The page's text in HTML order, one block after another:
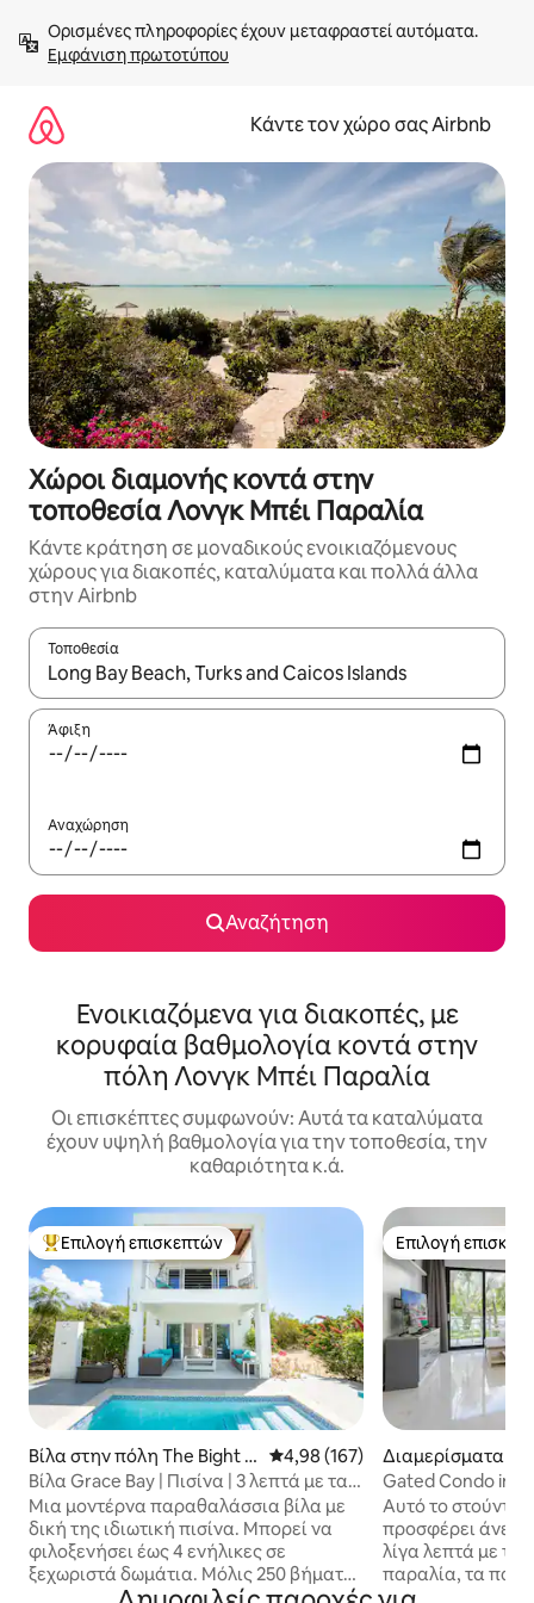
στο
περιεχόμενοΕμφάνιση πρωτοτύπου
Κάντε τον χώρο σας Airbnb
Χώροι διαμονής κοντά στην
τοποθεσία Λονγκ Μπέι Παραλία
Κάντε κράτηση σε μοναδικούς ενοικιαζόμενους
χώρους για διακοπές, καταλύματα και πολλά άλλα
στην Airbnb
Τοποθεσία
Όταν τα αποτελέσματα είναι διαθέσιμα, μπορείτε να
Άφιξη
Αναχώρηση
Αναζήτηση
Ενοικιαζόμενα για διακοπές, με
κορυφαία βαθμολογία κοντά στην
πόλη Λονγκ Μπέι Παραλία
Οι επισκέπτες συμφωνούν: Αυτά τα καταλύματα
έχουν υψηλή βαθμολογία για την τοποθεσία, την
καθαριότητα κ.ά.
Κορυφαία επιλογή επισκεπτών
Επιλογή επισκεπτών
Βίλα στην πόλη The Bight S
ettlement
Μέση βαθμολογία: 4,98 στα 5,
4,98 (167)
Βίλα Grace Bay | Πισίνα | 3 λεπτά με τα
πόδια από την παραλία και τον ύφαλο
Μια μοντέρνα παραθαλάσσια βίλα με
δική της ιδιωτική πισίνα. Μπορεί να
φιλοξενήσει έως 4 ενήλικες σε
ξεχωριστά δωμάτια. Μόλις 250 βήματα
από τα γαλάζια νερά και την απαλή
Επιλογή
Επιλογή
Διαμερίσματα
ικία στην πόλη
Gated Condo in
to Everything
Αυτό το στούντιο
προσφέρει άνεση
λίγα λεπτά με τα
παραλία, τα
εστιατόρια, τις